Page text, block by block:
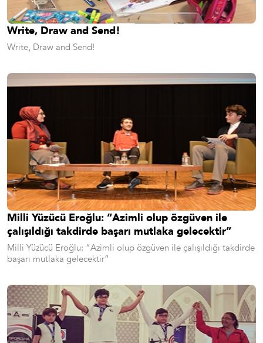
Write, Draw and Send!
Write, Draw and Send!
Milli Yüzücü Eroğlu: “Azimli olup özgüven ile
çalışıldığı takdirde başarı mutlaka gelecektir”
Milli Yüzücü Eroğlu: “Azimli olup özgüven ile çalışıldığı takdirde
başarı mutlaka gelecektir”